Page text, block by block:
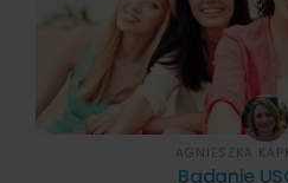
Badanie
AGNIESZKA